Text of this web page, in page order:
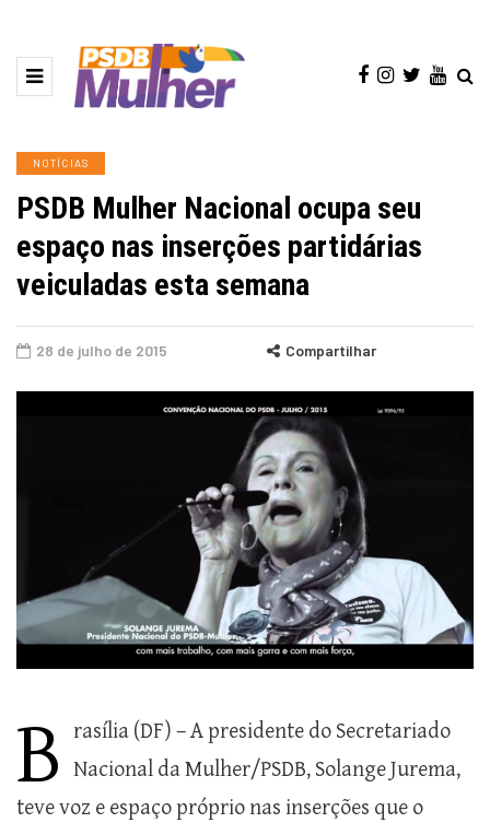
NOTÍCIAS
PSDB Mulher Nacional ocupa seu
espaço nas inserções partidárias
veiculadas esta semana
28 de julho de 2015 Compartilhar
B
rasília (DF) – A presidente do Secretariado
Nacional da Mulher/PSDB, Solange Jurema,
teve voz e espaço próprio nas inserções que o